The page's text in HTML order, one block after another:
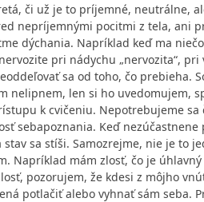
či už je to príjemné, neutrálne,
nepríjemnými pocitmi z tela, ani
dýchania. Napríklad keď ma
pri nádychu „nervozita“, pri
sa od toho, čo prebieha.
nelipnem, len si ho uvedomujem,
k cvičeniu. Nepotrebujeme sa
sebapoznania. Keď nezúčastnene
sa stíši. Samozrejme, nie je to
Napríklad mám zlosť, čo je
pozorujem, že kdesi z môjho
potlačiť alebo vyhnať sám seba.